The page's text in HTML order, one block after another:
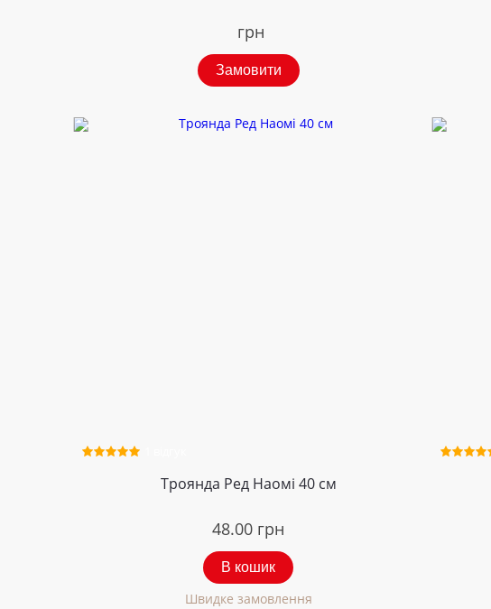
грн
Замовити
Троянда Ред Наомі 40 см
48.00 грн
В кошик
Швидке замовлення